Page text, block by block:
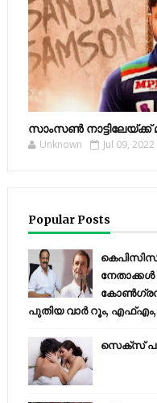
സാംസണ്‍ നാട്ടിലേയ്‌ക്ക്
Unknown Jul 09, 2022
Popular Posts
പുതിയ വാര്‍ റൂം,
സെക്സ്